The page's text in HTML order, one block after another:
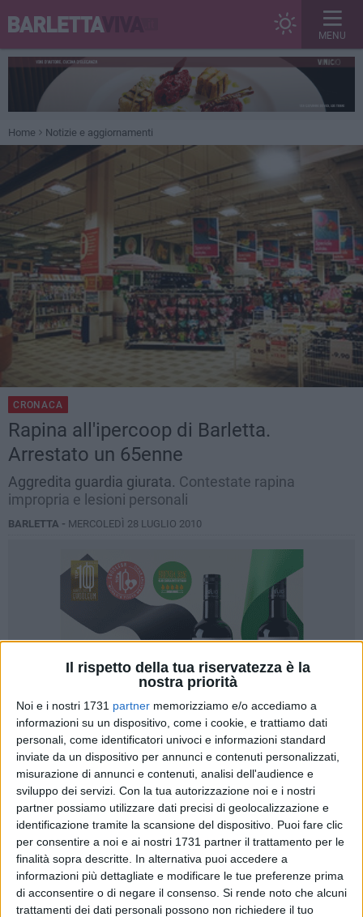
Il rispetto della tua riservatezza è la
nostra priorità
Noi e i nostri 1731 partner memorizziamo e/o accediamo a
informazioni su un dispositivo, come i cookie, e trattiamo dati
personali, come identificatori univoci e informazioni standard
inviate da un dispositivo per annunci e contenuti personalizzati,
misurazione di annunci e contenuti, analisi dell'audience e
sviluppo dei servizi. Con la tua autorizzazione noi e i nostri
partner possiamo utilizzare dati precisi di geolocalizzazione e
identificazione tramite la scansione del dispositivo. Puoi fare clic
per consentire a noi e ai nostri 1731 partner il trattamento per le
finalità sopra descritte. In alternativa puoi accedere a
informazioni più dettagliate e modificare le tue preferenze prima
di acconsentire o di negare il consenso. Si rende noto che alcuni
trattamenti dei dati personali possono non richiedere il tuo
MENU
Home Notizie e aggiornamenti
CRONACA
Rapina all'ipercoop di Barletta.
Arrestato un 65enne
Aggredita guardia giurata. Contestate rapina
impropria e lesioni personali
BARLETTA - MERCOLEDÌ 28 LUGLIO 2010
La crisi o forse il caldo estivo? Non sembrano esserci motivi
per l'ondata di piccoli e grandi crimini che si susseguono in
queste ore. Ultimo in questa poco virtuosa serie, quanto
accaduto ieri a Barletta ove il personale del locale